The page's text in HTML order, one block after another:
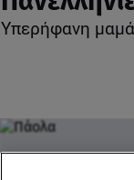
Υπερήφανη